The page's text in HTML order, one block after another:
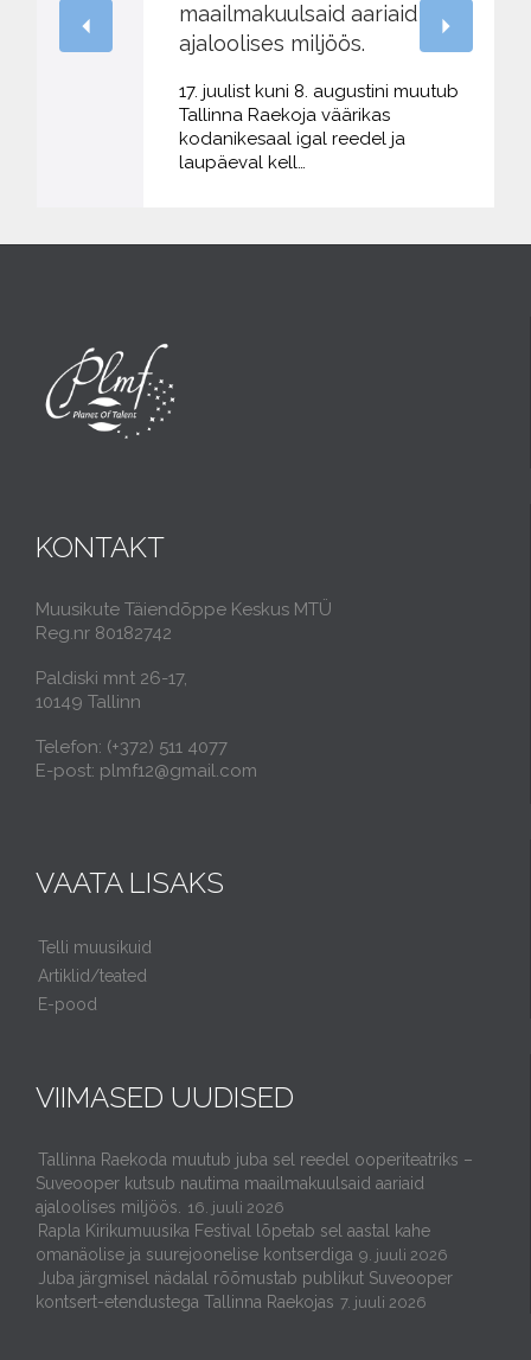
maailmakuulsaid aariaid
ajaloolises miljöös.
17. juulist kuni 8. augustini muutub
Tallinna Raekoja väärikas
kodanikesaal igal reedel ja
laupäeval kell…
KONTAKT
Muusikute Täiendõppe Keskus MTÜ
Reg.nr 80182742
Paldiski mnt 26-17,
10149 Tallinn
Telefon: (+372) 511 4077
E-post: plmf12@gmail.com
VAATA LISAKS
Telli muusikuid
Artiklid/teated
E-pood
VIIMASED UUDISED
Tallinna Raekoda muutub juba sel reedel ooperiteatriks –
Suveooper kutsub nautima maailmakuulsaid aariaid
ajaloolises miljöös. 16. juuli 2026
Rapla Kirikumuusika Festival lõpetab sel aastal kahe
omanäolise ja suurejoonelise kontserdiga 9. juuli 2026
Juba järgmisel nädalal rõõmustab publikut Suveooper
kontsert-etendustega Tallinna Raekojas 7. juuli 2026